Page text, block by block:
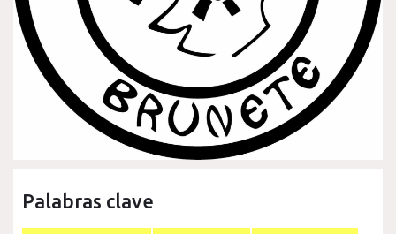
Palabras clave